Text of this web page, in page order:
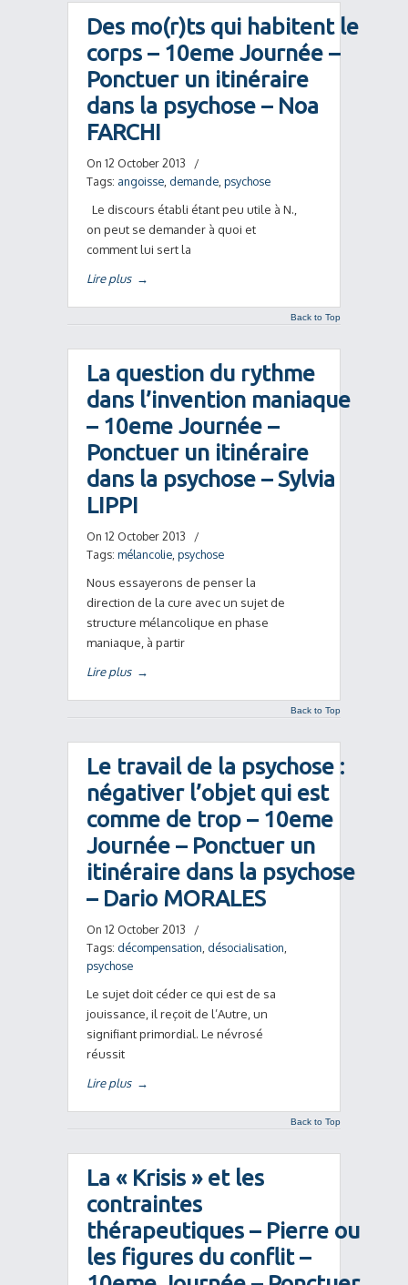
Des mo(r)ts qui habitent le
corps – 10eme Journée –
Ponctuer un itinéraire
dans la psychose – Noa
FARCHI
On 12 October 2013
/
Tags: angoisse demande psychose
Le discours établi étant peu utile à N.,
on peut se demander à quoi et
comment lui sert la
Lire plus →
Back to Top
La question du rythme
dans l’invention maniaque
– 10eme Journée –
Ponctuer un itinéraire
dans la psychose – Sylvia
LIPPI
On 12 October 2013
/
Tags: mélancolie psychose
Nous essayerons de penser la
direction de la cure avec un sujet de
structure mélancolique en phase
maniaque, à partir
Lire plus →
Back to Top
Le travail de la psychose :
négativer l’objet qui est
comme de trop – 10eme
Journée – Ponctuer un
itinéraire dans la psychose
– Dario MORALES
On 12 October 2013
/
Tags: décompensation désocialisation
psychose
Le sujet doit céder ce qui est de sa
jouissance, il reçoit de l’Autre, un
signifiant primordial. Le névrosé
réussit
Lire plus →
Back to Top
La « Krisis » et les
contraintes
thérapeutiques – Pierre ou
les figures du conflit –